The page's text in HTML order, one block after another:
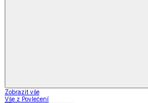
Zobrazit vše
Vše z Povlečení